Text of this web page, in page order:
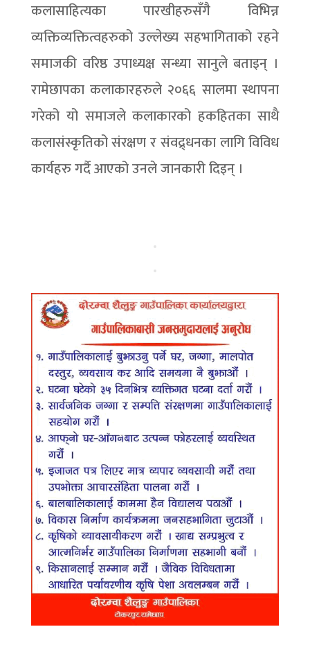
कलासाहित्यका पारखीहरुसँगै विभिन्न
व्यक्तिव्यक्तित्वहरुको उल्लेख्य सहभागिताको रहने
समाजकी वरिष्ठ उपाध्यक्ष सन्ध्या सानुले बताइन् ।
रामेछापका कलाकारहरुले २०६६ सालमा स्थापना
गरेको यो समाजले कलाकारको हकहितका साथै
कलासंस्कृतिको संरक्षण र संवद्र्धनका लागि विविध
कार्यहरु गर्दै आएको उनले जानकारी दिइन् ।